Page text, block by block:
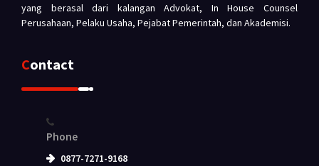
yang berasal dari kalangan Advokat, In House Counsel
Perusahaan, Pelaku Usaha, Pejabat Pemerintah, dan Akademisi.
Contact
Phone
0877-7271-9168